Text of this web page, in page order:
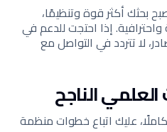
بحثك أكثر قوة وتنظيمًا،
إذا احتجت للدعم في
لا تتردد في التواصل مع
الناجح
عليك اتباع خطوات منظمة